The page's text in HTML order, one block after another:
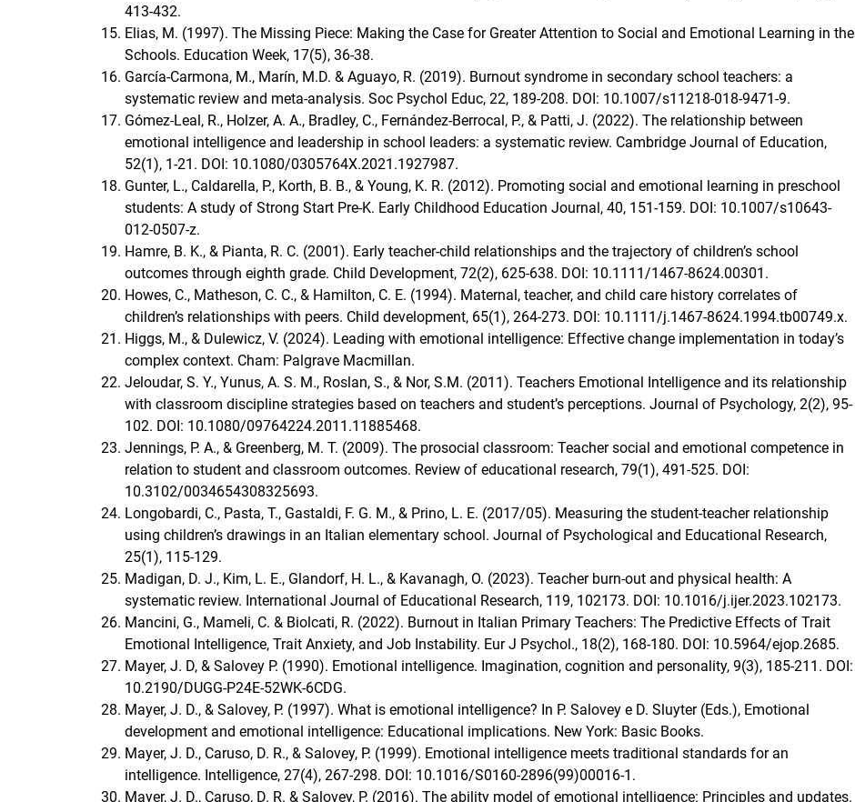
413-432.
Elias, M. (1997). The Missing Piece: Making the Case for Greater Attention to Social and Emotional Learning in the
Schools. Education Week, 17(5), 36-38.
García-Carmona, M., Marín, M.D. & Aguayo, R. (2019). Burnout syndrome in secondary school teachers: a
systematic review and meta-analysis. Soc Psychol Educ, 22, 189-208. DOI: 10.1007/s11218-018-9471-9.
Gómez-Leal, R., Holzer, A. A., Bradley, C., Fernández-Berrocal, P., & Patti, J. (2022). The relationship between
emotional intelligence and leadership in school leaders: a systematic review. Cambridge Journal of Education,
52(1), 1-21. DOI: 10.1080/0305764X.2021.1927987.
Gunter, L., Caldarella, P., Korth, B. B., & Young, K. R. (2012). Promoting social and emotional learning in preschool
students: A study of Strong Start Pre-K. Early Childhood Education Journal, 40, 151-159. DOI: 10.1007/s10643-
012-0507-z.
Hamre, B. K., & Pianta, R. C. (2001). Early teacher-child relationships and the trajectory of children’s school
outcomes through eighth grade. Child Development, 72(2), 625-638. DOI: 10.1111/1467-8624.00301.
Howes, C., Matheson, C. C., & Hamilton, C. E. (1994). Maternal, teacher, and child care history correlates of
children’s relationships with peers. Child development, 65(1), 264-273. DOI: 10.1111/j.1467-8624.1994.tb00749.x.
Higgs, M., & Dulewicz, V. (2024). Leading with emotional intelligence: Effective change implementation in today’s
complex context. Cham: Palgrave Macmillan.
Jeloudar, S. Y., Yunus, A. S. M., Roslan, S., & Nor, S.M. (2011). Teachers Emotional Intelligence and its relationship
with classroom discipline strategies based on teachers and student’s perceptions. Journal of Psychology, 2(2), 95-
102. DOI: 10.1080/09764224.2011.11885468.
Jennings, P. A., & Greenberg, M. T. (2009). The prosocial classroom: Teacher social and emotional competence in
relation to student and classroom outcomes. Review of educational research, 79(1), 491-525. DOI:
10.3102/0034654308325693.
Longobardi, C., Pasta, T., Gastaldi, F. G. M., & Prino, L. E. (2017/05). Measuring the student-teacher relationship
using children’s drawings in an Italian elementary school. Journal of Psychological and Educational Research,
25(1), 115-129.
Madigan, D. J., Kim, L. E., Glandorf, H. L., & Kavanagh, O. (2023). Teacher burn-out and physical health: A
systematic review. International Journal of Educational Research, 119, 102173. DOI: 10.1016/j.ijer.2023.102173.
Mancini, G., Mameli, C. & Biolcati, R. (2022). Burnout in Italian Primary Teachers: The Predictive Effects of Trait
Emotional Intelligence, Trait Anxiety, and Job Instability. Eur J Psychol., 18(2), 168-180. DOI: 10.5964/ejop.2685.
Mayer, J. D, & Salovey P. (1990). Emotional intelligence. Imagination, cognition and personality, 9(3), 185-211. DOI:
10.2190/DUGG-P24E-52WK-6CDG.
Mayer, J. D., & Salovey, P. (1997). What is emotional intelligence? In P. Salovey e D. Sluyter (Eds.), Emotional
development and emotional intelligence: Educational implications. New York: Basic Books.
Mayer, J. D., Caruso, D. R., & Salovey, P. (1999). Emotional intelligence meets traditional standards for an
intelligence. Intelligence, 27(4), 267-298. DOI: 10.1016/S0160-2896(99)00016-1.
Mayer, J. D., Caruso, D. R. & Salovey, P. (2016). The ability model of emotional intelligence: Principles and updates.